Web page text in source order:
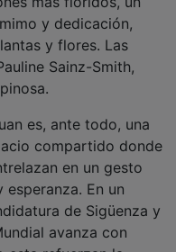
y dedicación,
y flores. Las
Sainz-Smith,
compartido donde
en un gesto
En un
de Sigüenza y
avanza con
esta refuerzan la